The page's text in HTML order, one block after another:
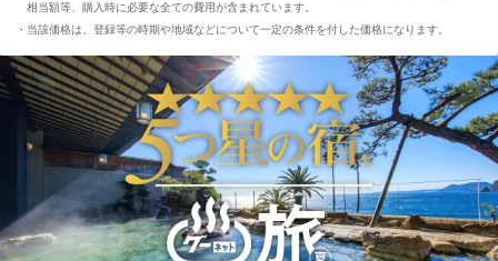
相当額等、購入時に必要な全ての費用が含まれています。
当該価格は、登録等の時期や地域などについて一定の条件を付した価格になります。